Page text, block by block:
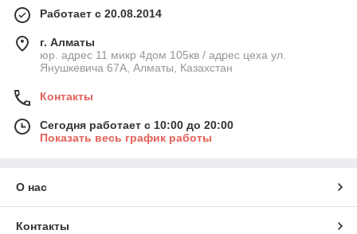
Работает с 20.08.2014
г. Алматы
юр. адрес 11 микр 4дом 105кв / адрес цеха ул.
Янушкевича 67А, Алматы, Казахстан
Контакты
Сегодня работает с 10:00 до 20:00
Показать весь график работы
О нас
Контакты